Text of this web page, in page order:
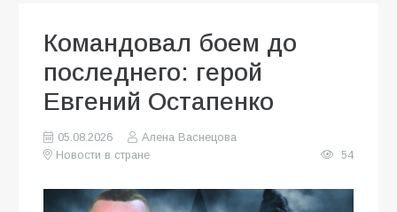
Командовал боем до
последнего: герой
Евгений Остапенко
05.08.2026
Алена Васнецова
Новости в стране
54